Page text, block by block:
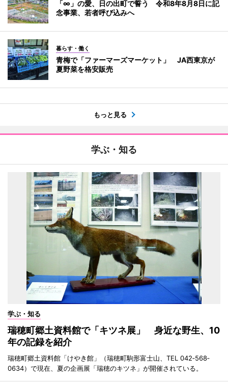
「∞」の愛、日の出町で誓う 令和8年8月8日に記
念事業、若者呼び込みへ
暮らす・働く
青梅で「ファーマーズマーケット」 JA西東京が
夏野菜を格安販売
もっと見る
学ぶ・知る
学ぶ・知る
瑞穂町郷土資料館で「キツネ展」 身近な野生、10
年の記録を紹介
瑞穂町郷土資料館「けやき館」（瑞穂町駒形富士山、TEL 042‐568‐
0634）で現在、夏の企画展「瑞穂のキツネ」が開催されている。